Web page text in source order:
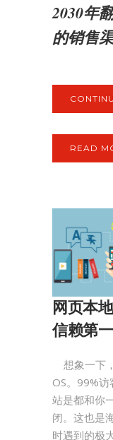
2030年
的销售
READ
网页本
信赖第
想象一下
OS。99%
站是都和你
闭。这也是
时遇到的极